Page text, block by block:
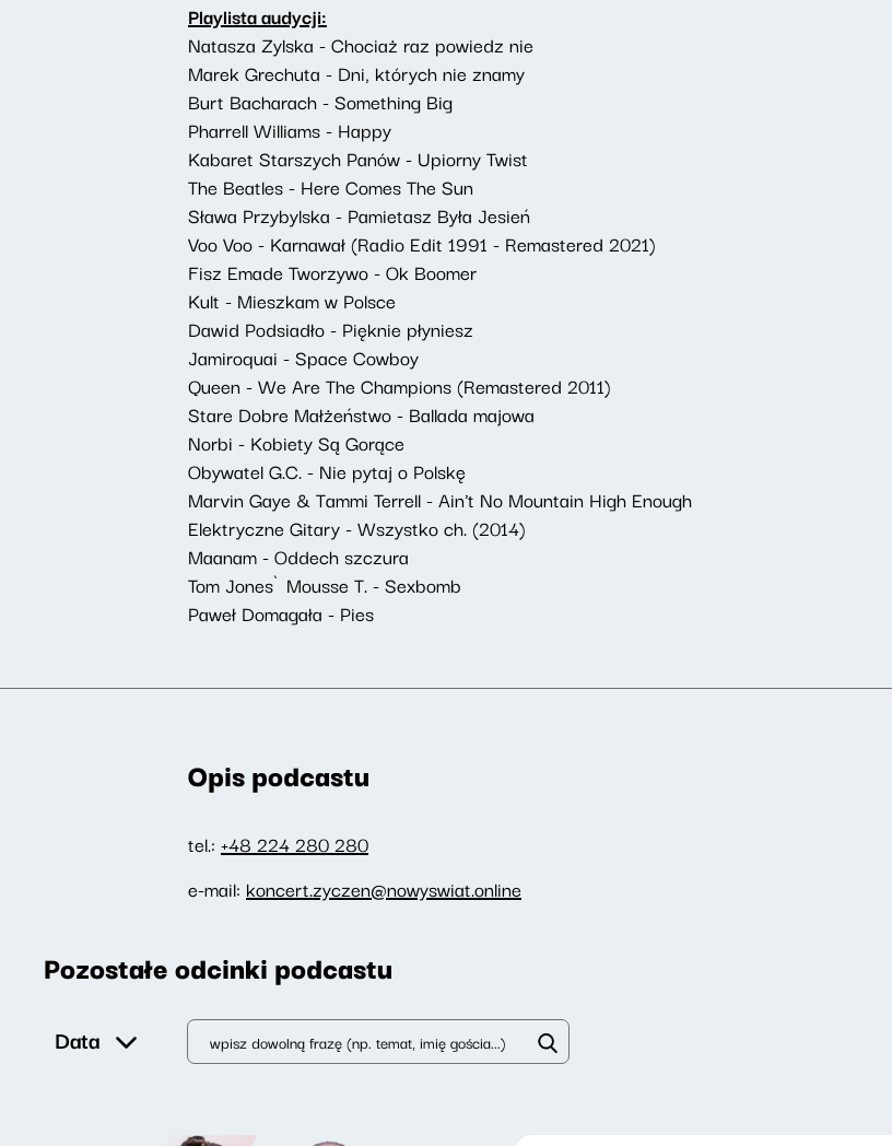
Playlista audycji:
Natasza Zylska - Chociaż raz powiedz nie
Marek Grechuta - Dni, których nie znamy
Burt Bacharach - Something Big
Pharrell Williams - Happy
Kabaret Starszych Panów - Upiorny Twist
The Beatles - Here Comes The Sun
Sława Przybylska - Pamietasz Była Jesień
Voo Voo - Karnawał (Radio Edit 1991 - Remastered 2021)
Fisz Emade Tworzywo - Ok Boomer
Kult - Mieszkam w Polsce
Dawid Podsiadło - Pięknie płyniesz
Jamiroquai - Space Cowboy
Queen - We Are The Champions (Remastered 2011)
Stare Dobre Małżeństwo - Ballada majowa
Norbi - Kobiety Są Gorące
Obywatel G.C. - Nie pytaj o Polskę
Marvin Gaye & Tammi Terrell - Ain't No Mountain High Enough
Elektryczne Gitary - Wszystko ch. (2014)
Maanam - Oddech szczura
Tom Jones`Mousse T. - Sexbomb
Paweł Domagała - Pies
Opis podcastu
tel.: +48 224 280 280
e-mail: koncert.zyczen@nowyswiat.online
Pozostałe odcinki podcastu
Data